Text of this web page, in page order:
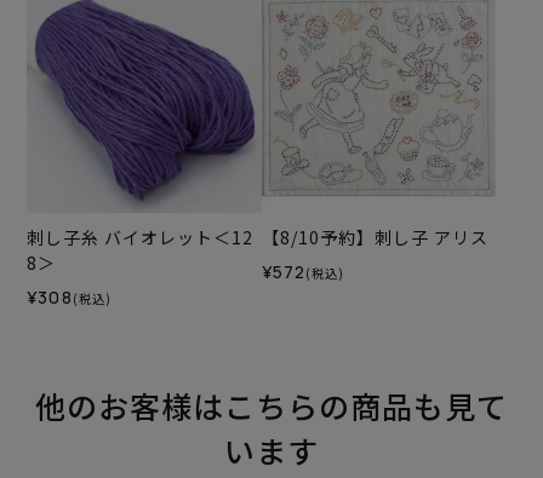
刺し子糸 バイオレット＜12
8＞
¥308 (税込)
【8/10予約】刺し子 アリス
¥572 (税込)
他のお客様はこちらの商品も見て
います